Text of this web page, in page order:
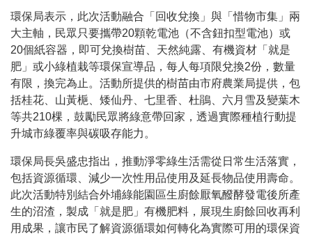
環保局表示，此次活動融合「回收兌換」與「惜物市集」兩
大主軸，民眾只要攜帶20顆乾電池（不含鈕扣型電池）或
20個紙容器，即可兌換樹苗、天然純露、有機資材「就是
肥」或小綠植栽等環保宣導品，每人每項限兌換2份，數量
有限，換完為止。活動所提供的樹苗由市府農業局提供，包
括桂花、山黃梔、矮仙丹、七里香、杜鵑、六月雪及變葉木
等共210棵，鼓勵民眾將綠意帶回家，透過實際種植行動提
升城市綠覆率與碳吸存能力。
環保局長吳盛忠指出，推動淨零綠生活需從日常生活落實，
包括資源循環、減少一次性用品使用及延長物品使用壽命。
此次活動特別結合外埔綠能園區生廚餘厭氧醱酵發電後所產
生的沼渣，製成「就是肥」有機肥料，展現生廚餘回收再利
用成果，讓市民了解資源循環如何轉化為實際可用的環保資